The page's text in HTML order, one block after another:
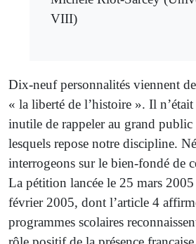
VIII)
Dix-neuf personnalités viennent
« la liberté de l’histoire ». Il n’était
inutile de rappeler au grand public
lesquels repose notre discipline.
interrogeons sur le bien-fondé de
La pétition lancée le 25 mars
février 2005, dont l’article 4
programmes scolaires